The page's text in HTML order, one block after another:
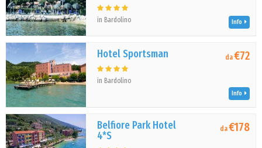
in Bardolino Info
Hotel Sportsman
in Bardolino
da€72
Info
Belfiore Park Hotel
4*S
da€178